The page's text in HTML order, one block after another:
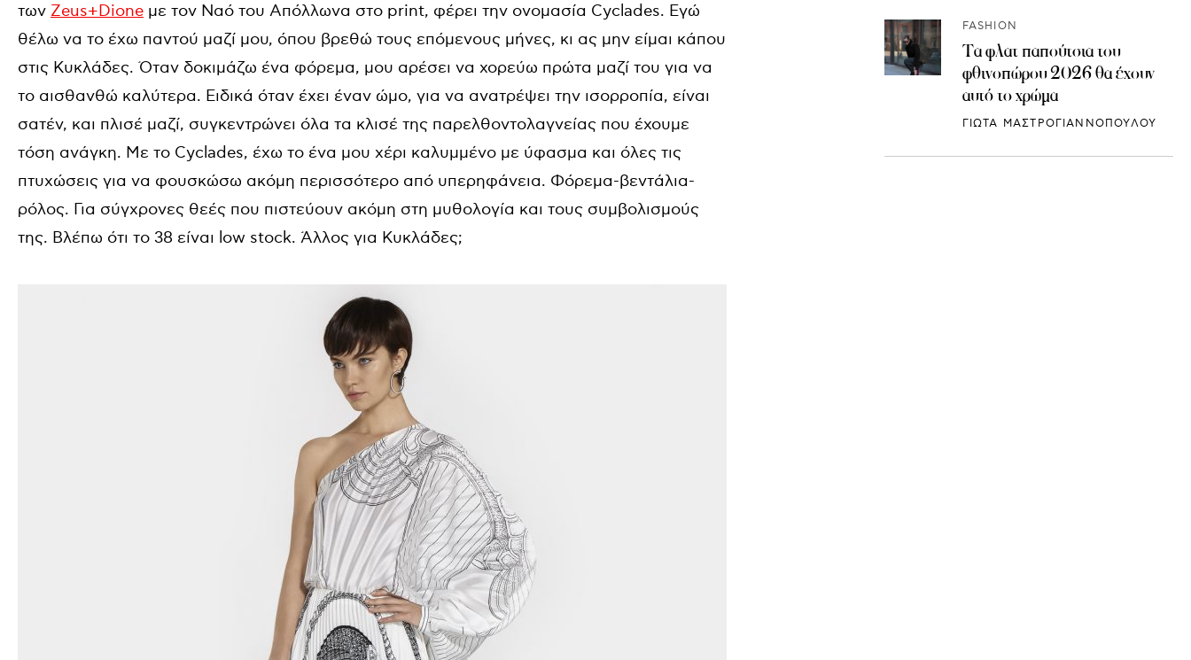
των Zeus+Dione με τον Ναό του Απόλλωνα στο print, φέρει την ονομασία Cyclades. Εγώ
θέλω να το έχω παντού μαζί μου, όπου βρεθώ τους επόμενους μήνες, κι ας μην είμαι κάπου
στις Κυκλάδες. Όταν δοκιμάζω ένα φόρεμα, μου αρέσει να χορεύω πρώτα μαζί του για να
το αισθανθώ καλύτερα. Ειδικά όταν έχει έναν ώμο, για να ανατρέψει την ισορροπία, είναι
σατέν, και πλισέ μαζί, συγκεντρώνει όλα τα κλισέ της παρελθοντολαγνείας που έχουμε
τόση ανάγκη. Με το Cyclades, έχω το ένα μου χέρι καλυμμένο με ύφασμα και όλες τις
πτυχώσεις για να φουσκώσω ακόμη περισσότερο από υπερηφάνεια. Φόρεμα-βεντάλια-
ρόλος. Για σύγχρονες θεές που πιστεύουν ακόμη στη μυθολογία και τους συμβολισμούς
της. Βλέπω ότι το 38 είναι low stock. Άλλος για Κυκλάδες;
FASHION
Τα φλατ παπούτσια του
φθινοπώρου 2026 θα έχουν
αυτό το χρώμα
ΓΙΩΤΑ ΜΑΣΤΡΟΓΙΑΝΝΟΠΟΥΛΟΥ